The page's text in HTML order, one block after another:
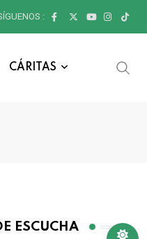
:
CÁRITAS
ESCUCHA